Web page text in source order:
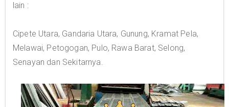
lain :
Cipete Utara, Gandaria Utara, Gunung, Kramat Pela,
Melawai, Petogogan, Pulo, Rawa Barat, Selong,
Senayan dan Sekitarnya.